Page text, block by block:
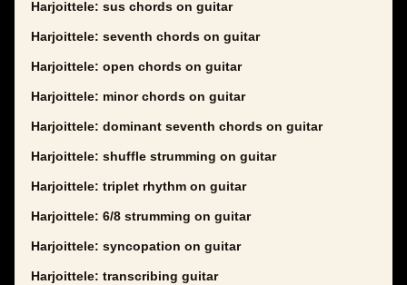
Harjoittele: sus chords on guitar
Harjoittele: seventh chords on guitar
Harjoittele: open chords on guitar
Harjoittele: minor chords on guitar
Harjoittele: dominant seventh chords on guitar
Harjoittele: shuffle strumming on guitar
Harjoittele: triplet rhythm on guitar
Harjoittele: 6/8 strumming on guitar
Harjoittele: syncopation on guitar
Harjoittele: transcribing guitar